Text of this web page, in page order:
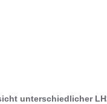
unterschiedlicher